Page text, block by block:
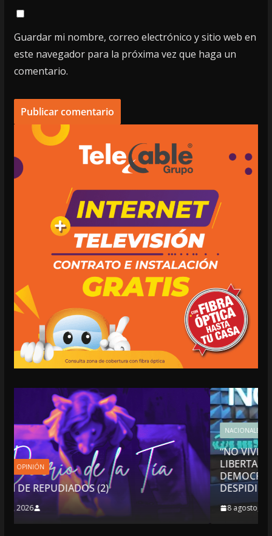
Guardar mi nombre, correo electrónico y sitio web en
este navegador para la próxima vez que haga un
comentario.
NACIONALES OPINIÓN
“NO VIVIMOS BUENOS TIEMPOS PARA LA
LIBERTAD DE EXPRESIÓN NI PARA LA
DEMOCRACIA EN MÉXICO”: LUIS
DESPIDIÓ DE MVS
8 agosto, 2026